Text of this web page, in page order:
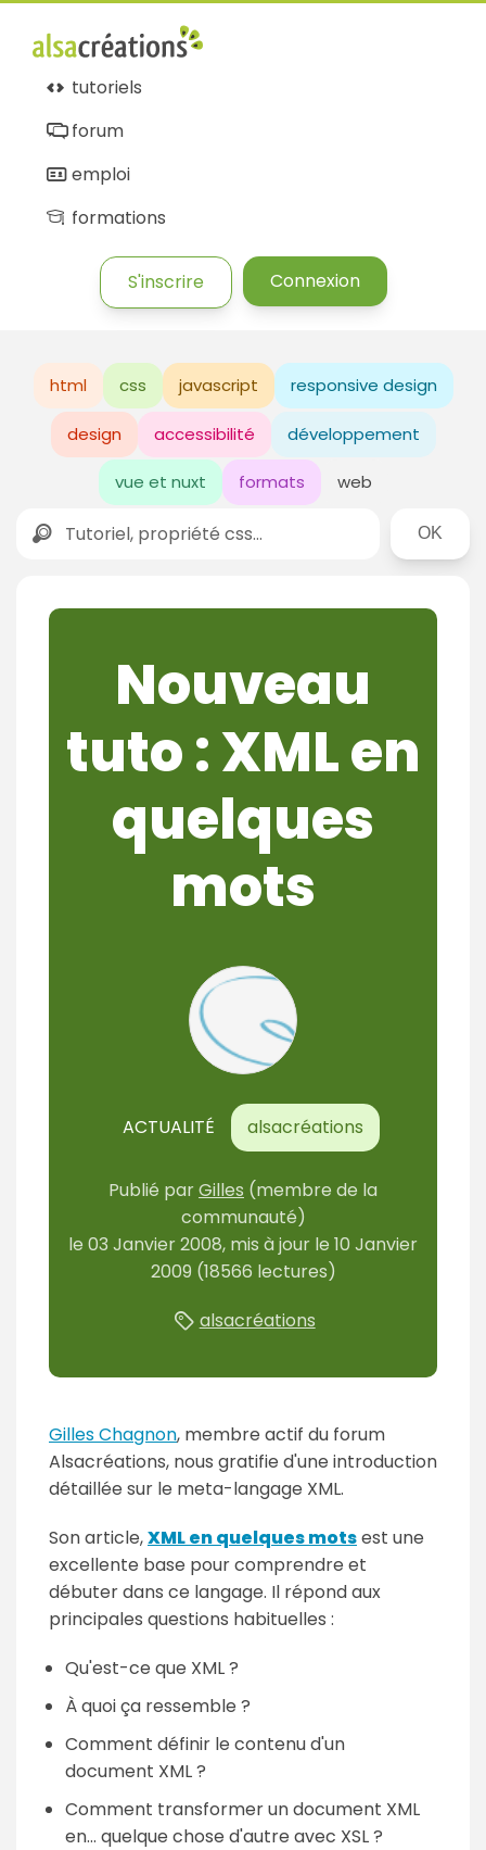
tutoriels
forum
emploi
formations
S'inscrire Connexion
html css javascript responsive design
design accessibilité développement
vue et nuxt formats web
Rechercher
Nouveau
tuto : XML en
quelques
mots
ACTUALITÉ alsacréations
Publié parGilles (membre de la
communauté)
le 03 Janvier 2008, mis à jour le 10 Janvier
2009 (18566 lectures)
alsacréations
Gilles Chagnon, membre actif du forum
Alsacréations, nous gratifie d'une introduction
détaillée sur le meta-langage XML.
Son article,XML en quelques motsest une
excellente base pour comprendre et
débuter dans ce langage. Il répond aux
principales questions habituelles :
Qu'est-ce que XML ?
À quoi ça ressemble ?
Comment définir le contenu d'un
document XML ?
Comment transformer un document XML
en... quelque chose d'autre avec XSL ?